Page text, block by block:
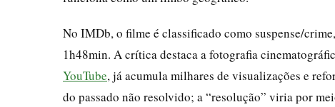
No IMDb, o filme é classificado como suspense/
1h48min. A crítica destaca a fotografia
YouTube, já acumula milhares de visualizações e
do passado não resolvido; a “resolução” viria por